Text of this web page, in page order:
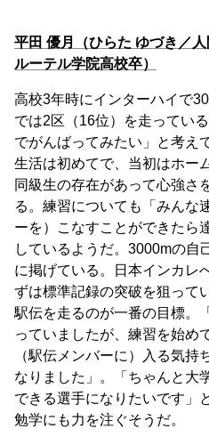
平田 優月（ひらた ゆづき／
ルーテル学院高校卒）
高校3年時にインターハイで
では2区（16位）を走ってい
でがんばってみたい」と考え
生活は初めてで、当初はホー
同級生の存在があって心強さ
る。練習についても「みんな
ーを）こなすことができたら
しているようだ。3000mの自
に掲げている。日本インカレ
ずは標準記録の突破を狙って
駅伝を走るのが一番の目標。
っていましたが、練習を始め
（駅伝メンバーに）入る気持
なりました」。「ちゃんと大
できる選手になりたいです」
勉学にも力を注ぐそうだ。